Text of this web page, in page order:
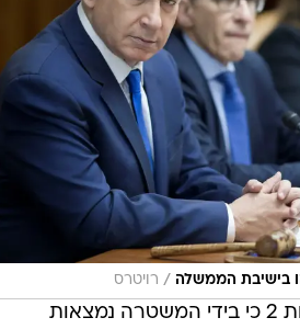
בישיבת הממשלה / רויטרס
אמש פורסם בחדשות 2 כי בידי המשטרה נמצאות